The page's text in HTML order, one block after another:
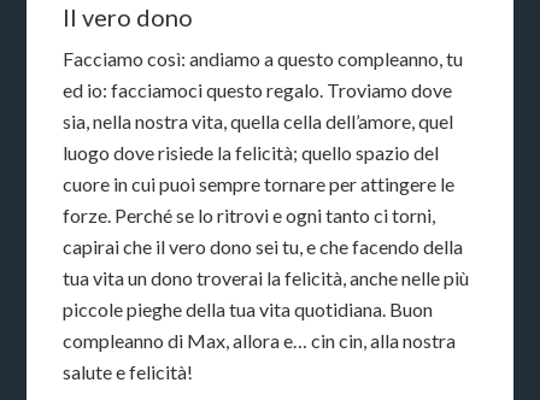
Il vero dono
Facciamo così: andiamo a questo compleanno, tu
ed io: facciamoci questo regalo. Troviamo dove
sia, nella nostra vita, quella cella dell’amore, quel
luogo dove risiede la felicità; quello spazio del
cuore in cui puoi sempre tornare per attingere le
forze. Perché se lo ritrovi e ogni tanto ci torni,
capirai che il vero dono sei tu, e che facendo della
tua vita un dono troverai la felicità, anche nelle più
piccole pieghe della tua vita quotidiana. Buon
compleanno di Max, allora e… cin cin, alla nostra
salute e felicità!